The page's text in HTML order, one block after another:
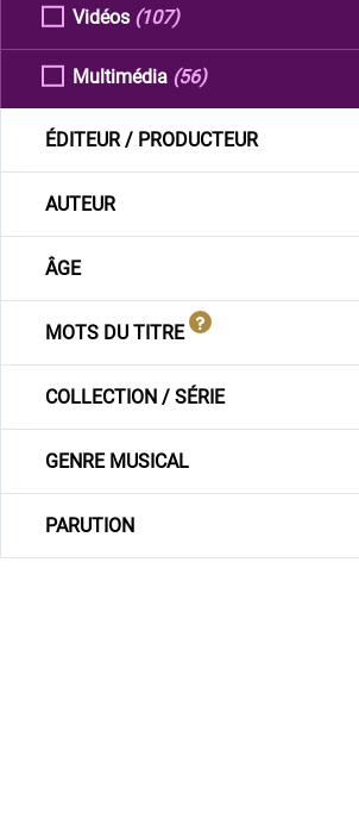
Vidéos (107)
Multimédia (56)
ÉDITEUR / PRODUCTEUR
AUTEUR
ÂGE
MOTS DU TITRE
COLLECTION / SÉRIE
GENRE MUSICAL
PARUTION